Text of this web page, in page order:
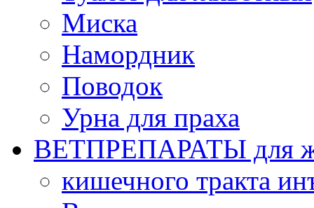
Миска
Намордник
Поводок
Урна для праха
ВЕТПРЕПАРАТЫ для
кишечного тракта